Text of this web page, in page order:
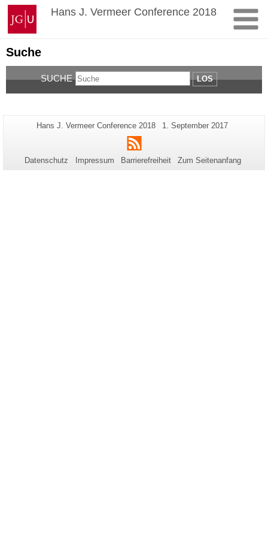
Zum
Inhalt
springen
Johannes
Gutenberg-
Universität
Mainz
Hans J. Vermeer Conference 2018
Suche
SUCHE LOS
Zusätzliche
Informationen
zu
dieser
Seiten-
Hans J. Vermeer Conference 2018
Letzte
1. September 2017
RSS
Datenschutz Impressum Barrierefreiheit Zum Seitenanfang